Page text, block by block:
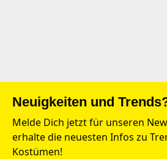
Neuigkeiten und
Melde Dich jetzt für unseren
erhalte die neuesten Infos zu
Kostümen!